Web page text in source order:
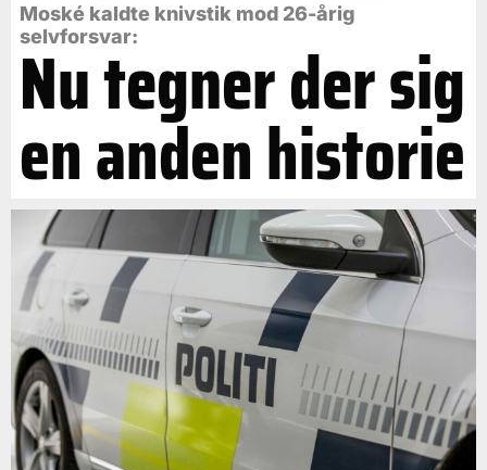
Moské kaldte knivstik mod 26-årig
selvforsvar:
Nu tegner der sig
en anden historie